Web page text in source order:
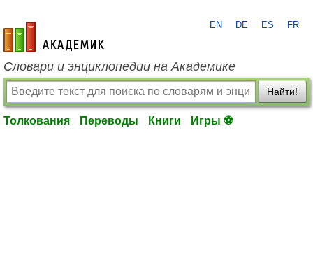
academic.ru
EN DE ES FR
Словари и энциклопедии на Академике
Найти!
Толкования Переводы Книги Игры ⚽